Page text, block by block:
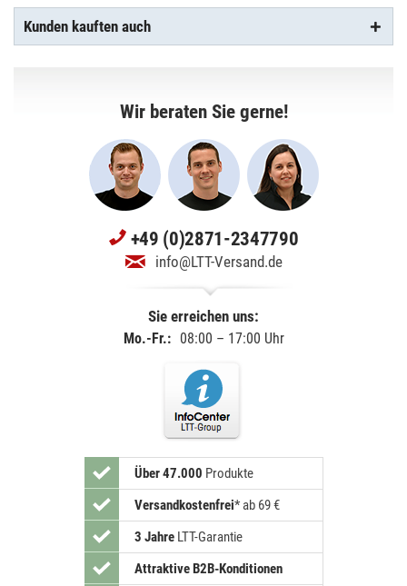
Kunden kauften auch
Wir beraten Sie gerne!
+49 (0)2871-2347790
info@LTT-Versand.de
Sie erreichen uns:
Mo.-Fr.: 08:00 – 17:00 Uhr
Über 47.000 Produkte
Versandkostenfrei* ab 69 €
3 JahreLTT-Garantie
Attraktive B2B-Konditionen